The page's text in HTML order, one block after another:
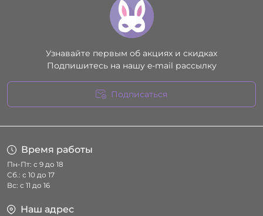
Узнавайте первым об акциях и скидках
Подпишитесь на нашу e-mail рассылку
Подписаться
Время работы
Пн-Пт: с 9 до 18
Сб.: с 10 до 17
Вс: с 11 до 16
Наш адрес